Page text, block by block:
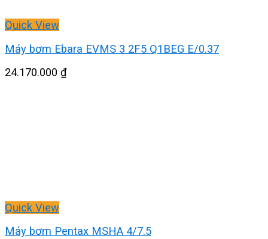
Quick View
Máy bơm Ebara EVMS 3 2F5 Q1BEG E/0.37
24.170.000 ₫
Quick View
Máy bơm Pentax MSHA 4/7.5